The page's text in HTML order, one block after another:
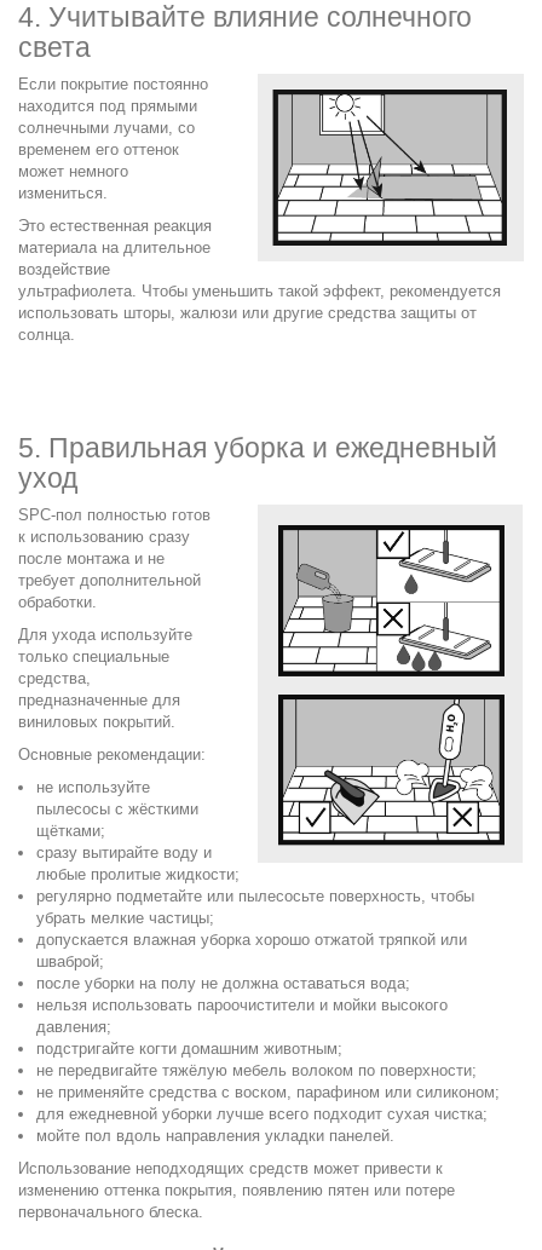
4. Учитывайте влияние солнечного
света
Если покрытие постоянно
находится под прямыми
солнечными лучами, со
временем его оттенок
может немного
измениться.
Это естественная реакция
материала на длительное
воздействие
ультрафиолета. Чтобы уменьшить такой эффект, рекомендуется
использовать шторы, жалюзи или другие средства защиты от
солнца.
5. Правильная уборка и ежедневный
уход
SPC-пол полностью готов
к использованию сразу
после монтажа и не
требует дополнительной
обработки.
Для ухода используйте
только специальные
средства,
предназначенные для
виниловых покрытий.
Основные рекомендации:
не используйте
пылесосы с жёсткими
щётками;
сразу вытирайте воду и
любые пролитые жидкости;
регулярно подметайте или пылесосьте поверхность, чтобы
убрать мелкие частицы;
допускается влажная уборка хорошо отжатой тряпкой или
шваброй;
после уборки на полу не должна оставаться вода;
нельзя использовать пароочистители и мойки высокого
давления;
подстригайте когти домашним животным;
не передвигайте тяжёлую мебель волоком по поверхности;
не применяйте средства с воском, парафином или силиконом;
для ежедневной уборки лучше всего подходит сухая чистка;
мойте пол вдоль направления укладки панелей.
Использование неподходящих средств может привести к
изменению оттенка покрытия, появлению пятен или потере
первоначального блеска.